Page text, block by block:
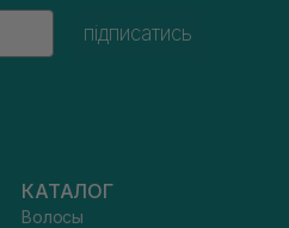
підписатись
КАТАЛОГ
Волосы